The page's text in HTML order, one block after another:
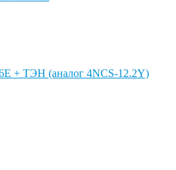
+ ТЭН (аналог 4NCS-12.2Y)